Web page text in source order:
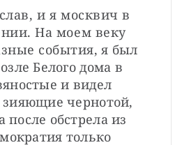
и я москвич в
На моем веку
события, я был
Белого дома в
и видел
зияющие чернотой,
обстрела из
только